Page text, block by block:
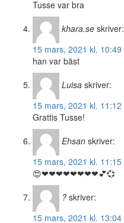
Tusse var bra
khara.se skriver:
15 mars, 2021 kl. 10:49
han var bäst
Luisa skriver:
15 mars, 2021 kl. 11:12
Grattis Tusse!
Ehsan skriver:
15 mars, 2021 kl. 11:15
😍❤❤❤❤❤❤❤❤💕💞
? skriver:
15 mars, 2021 kl. 13:04